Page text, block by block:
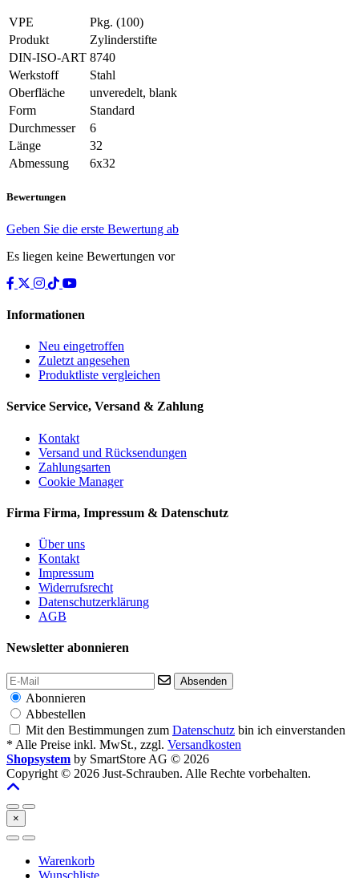
VPE
Pkg. (100)
Produkt
Zylinderstifte
DIN-ISO-ART 8740
Werkstoff
Stahl
Oberfläche
unveredelt, blank
Form
Standard
Durchmesser
6
Länge
32
Abmessung
6x32
Bewertungen
Geben Sie die erste Bewertung ab
Es liegen keine Bewertungen vor
Informationen
Neu eingetroffen
Zuletzt angesehen
Produktliste vergleichen
Service Service, Versand & Zahlung
Kontakt
Versand und Rücksendungen
Zahlungsarten
Cookie Manager
Firma Firma, Impressum & Datenschutz
Über uns
Kontakt
Impressum
Widerrufsrecht
Datenschutzerklärung
AGB
Newsletter abonnieren
Absenden
Abonnieren
Abbestellen
Mit den Bestimmungen zum Datenschutz bin ich einverstanden
* Alle Preise inkl. MwSt., zzgl. Versandkosten
Shopsystem by SmartStore AG © 2026
Copyright © 2026 Just-Schrauben. Alle Rechte vorbehalten.
×
Warenkorb
Wunschliste